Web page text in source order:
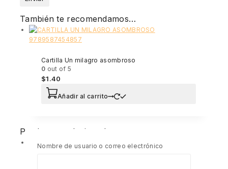
También te recomendamos…
Cartilla Un milagro asombroso
0 out of 5
$1.40
Añadir al carrito
Productos relacionados
Nombre de usuario o correo electrónico